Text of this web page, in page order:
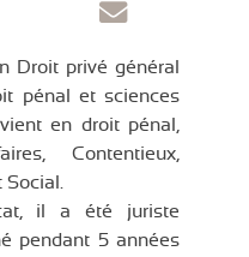
Droit privé général
pénal et sciences
en droit pénal,
Contentieux,
Social.
il a été juriste
pendant 5 années